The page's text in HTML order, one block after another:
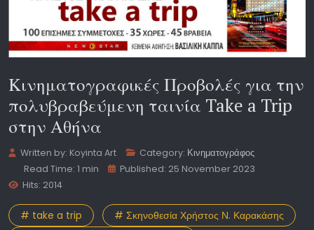
Κινηματογραφικές Προβολές για την
πολυβραβεύμενη ταινία Take a Trip
στην Αθήνα
Written by: Koyinta Art Category: Κινηματογράφος
Read Time: 1 min
Published: 25 November 2023
Hits: 2014
# take a trip
# Σκηνοθεσία Χρήστος Ν. Καρακάσης